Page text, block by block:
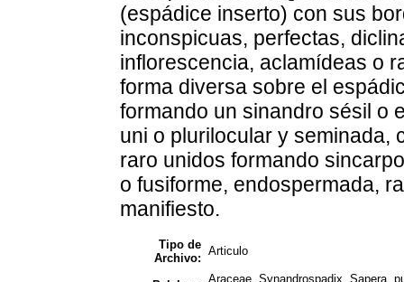
(espádice inserto) con sus
inconspicuas, perfectas,
inflorescencia, aclamídeas o
forma diversa sobre el
formando un sinandro sésil o
uni o plurilocular y seminada,
raro unidos formando
o fusiforme, endospermada,
manifiesto.
Tipo de
Archivo:
Articulo
Araceae, Synandrospadix, Sapera,